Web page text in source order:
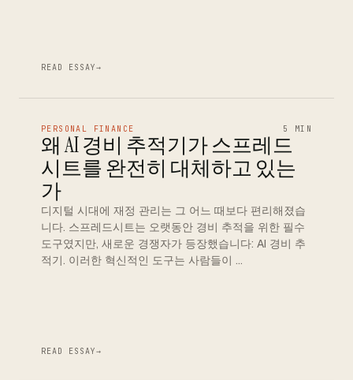
READ ESSAY→
PERSONAL FINANCE 5 MIN
왜 AI 경비 추적기가 스프레드
시트를 완전히 대체하고 있는
가
디지털 시대에 재정 관리는 그 어느 때보다 편리해졌습
니다. 스프레드시트는 오랫동안 경비 추적을 위한 필수
도구였지만, 새로운 경쟁자가 등장했습니다: AI 경비 추
적기. 이러한 혁신적인 도구는 사람들이 …
READ ESSAY→